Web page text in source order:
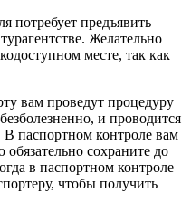
потребует предъявить
Желательно
месте, так как
вам проведут процедуру
и проводится
паспортном контроле вам
сохраните до
в паспортном контроле
чтобы получить